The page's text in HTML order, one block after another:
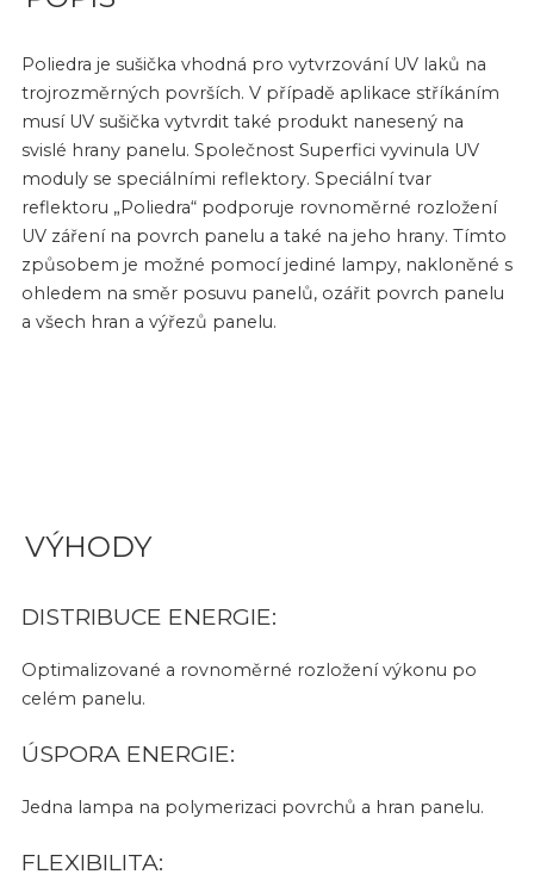
Poliedra je sušička vhodná pro vytvrzování UV laků na
trojrozměrných površích. V případě aplikace stříkáním
musí UV sušička vytvrdit také produkt nanesený na
svislé hrany panelu. Společnost Superfici vyvinula UV
moduly se speciálními reflektory. Speciální tvar
reflektoru „Poliedra“ podporuje rovnoměrné rozložení
UV záření na povrch panelu a také na jeho hrany. Tímto
způsobem je možné pomocí jediné lampy, nakloněné s
ohledem na směr posuvu panelů, ozářit povrch panelu
a všech hran a výřezů panelu.
VÝHODY
DISTRIBUCE ENERGIE:
Optimalizované a rovnoměrné rozložení výkonu po
celém panelu.
ÚSPORA ENERGIE:
Jedna lampa na polymerizaci povrchů a hran panelu.
FLEXIBILITA: